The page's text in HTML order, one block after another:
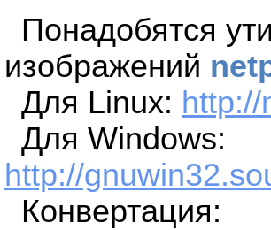
Понадобятся
изображений
Для Linux:
Для Windows:
http://
Конвертация: